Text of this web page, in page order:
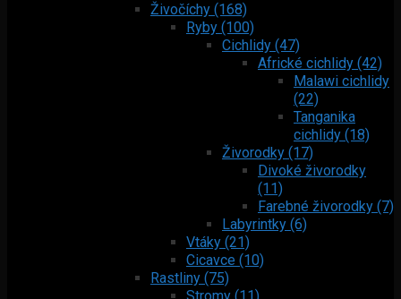
Živočíchy (168)
Ryby (100)
Cichlidy (47)
Africké cichlidy (42)
Malawi cichlidy
(22)
Tanganika
cichlidy (18)
Živorodky (17)
Divoké živorodky
(11)
Farebné živorodky (7)
Labyrintky (6)
Vtáky (21)
Cicavce (10)
Rastliny (75)